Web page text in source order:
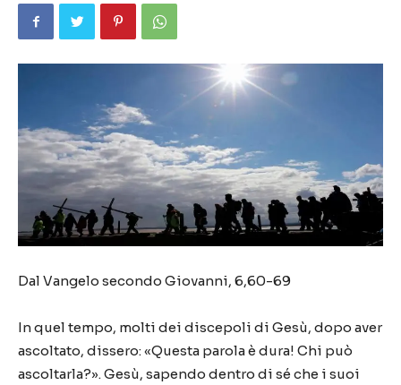
Dal Vangelo secondo Giovanni, 6,60-69
In quel tempo, molti dei discepoli di Gesù, dopo aver
ascoltato, dissero: «Questa parola è dura! Chi può
ascoltarla?». Gesù, sapendo dentro di sé che i suoi